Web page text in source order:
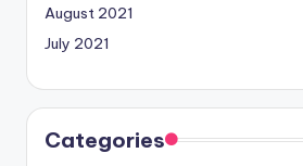
August 2021
July 2021
Categories